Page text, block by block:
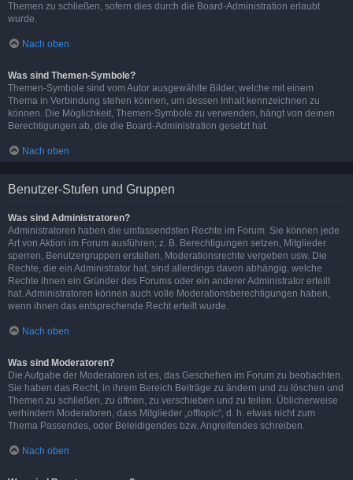
Themen zu schließen, sofern dies durch die Board-Administration erlaubt
wurde.
Nach oben
Was sind Themen-Symbole?
Themen-Symbole sind vom Autor ausgewählte Bilder, welche mit einem
Thema in Verbindung stehen können, um dessen Inhalt kennzeichnen zu
können. Die Möglichkeit, Themen-Symbole zu verwenden, hängt von deinen
Berechtigungen ab, die die Board-Administration gesetzt hat.
Nach oben
Benutzer-Stufen und Gruppen
Was sind Administratoren?
Administratoren haben die umfassendsten Rechte im Forum. Sie können jede
Art von Aktion im Forum ausführen; z. B. Berechtigungen setzen, Mitglieder
sperren, Benutzergruppen erstellen, Moderationsrechte vergeben usw. Die
Rechte, die ein Administrator hat, sind allerdings davon abhängig, welche
Rechte ihnen ein Gründer des Forums oder ein anderer Administrator erteilt
hat. Administratoren können auch volle Moderationsberechtigungen haben,
wenn ihnen das entsprechende Recht erteilt wurde.
Nach oben
Was sind Moderatoren?
Die Aufgabe der Moderatoren ist es, das Geschehen im Forum zu beobachten.
Sie haben das Recht, in ihrem Bereich Beiträge zu ändern und zu löschen und
Themen zu schließen, zu öffnen, zu verschieben und zu teilen. Üblicherweise
verhindern Moderatoren, dass Mitglieder „offtopic“, d. h. etwas nicht zum
Thema Passendes, oder Beleidigendes bzw. Angreifendes schreiben.
Nach oben